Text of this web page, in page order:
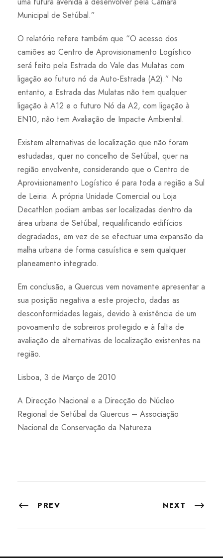
Municipal de Setúbal.”
O relatório refere também que “O acesso dos
camiões ao Centro de Aprovisionamento Logístico
será feito pela Estrada do Vale das Mulatas com
ligação ao futuro nó da Auto-Estrada (A2).” No
entanto, a Estrada das Mulatas não tem qualquer
ligação à A12 e o futuro Nó da A2, com ligação à
EN10, não tem Avaliação de Impacte Ambiental.
Existem alternativas de localização que não foram
estudadas, quer no concelho de Setúbal, quer na
região envolvente, considerando que o Centro de
Aprovisionamento Logístico é para toda a região a Sul
de Leiria. A própria Unidade Comercial ou Loja
Decathlon podiam ambas ser localizadas dentro da
área urbana de Setúbal, requalificando edifícios
degradados, em vez de se efectuar uma expansão da
malha urbana de forma casuística e sem qualquer
planeamento integrado.
Em conclusão, a Quercus vem novamente apresentar a
sua posição negativa a este projecto, dadas as
desconformidades legais, devido à existência de um
povoamento de sobreiros protegido e à falta de
avaliação de alternativas de localização existentes na
região.
Lisboa, 3 de Março de 2010
A Direcção Nacional e a Direcção do Núcleo
Regional de Setúbal da Quercus – Associação
Nacional de Conservação da Natureza
PREV NEXT